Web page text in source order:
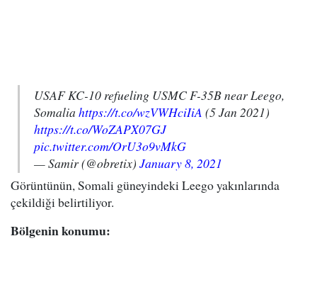
USAF KC-10 refueling USMC F-35B near Leego,
Somalia https://t.co/wzVWHciIiA (5 Jan 2021)
https://t.co/WoZAPX07GJ
pic.twitter.com/OrU3o9vMkG
— Samir (@obretix) January 8, 2021
Görüntünün, Somali güneyindeki Leego yakınlarında
çekildiği belirtiliyor.
Bölgenin konumu: